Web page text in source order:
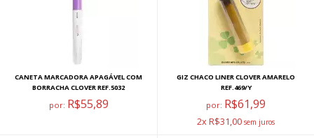
CANETA MARCADORA APAGÁVEL COM
BORRACHA CLOVER REF.5032
por: R$55,89
GIZ CHACO LINER CLOVER AMARELO
REF.469/Y
por: R$61,99
2x R$31,00